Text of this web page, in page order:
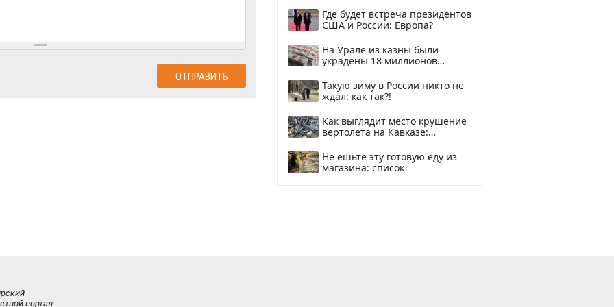
Где будет встреча президентов
США и России: Европа?
На Урале из казны были
украдены 18 миллионов
Такую зиму в России никто не
ждал: как так?!
Как выглядит место крушение
вертолета на Кавказе:
Не ешьте эту готовую еду из
магазина: список
портал